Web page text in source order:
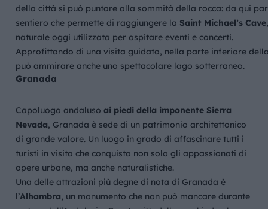
della città si può puntare alla sommità della rocca: da qui
sentiero che permette di raggiungere laSaint Michael’s Cave
naturale oggi utilizzata per ospitare eventi e concerti.
Approfittando di una visita guidata, nella parte inferiore
può ammirare anche uno spettacolare lago sotterraneo.
Granada
Capoluogo andalusoai piedi della imponente Sierra
Nevada, Granada è sede di un patrimonio architettonico
di grande valore. Un luogo in grado di affascinare tutti i
turisti in visita che conquista non solo gli appassionati di
opere urbane, ma anche naturalistiche.
Una delle attrazioni più degne di nota di Granada è
l’Alhambra, un monumento che non può mancare durante